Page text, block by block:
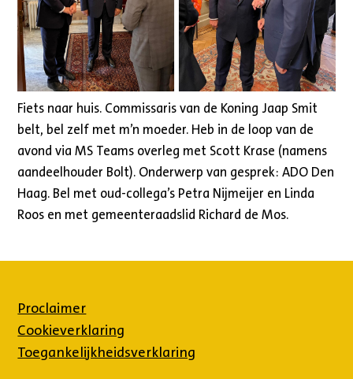
Fiets naar huis. Commissaris van de Koning Jaap Smit
belt, bel zelf met m’n moeder. Heb in de loop van de
avond via MS Teams overleg met Scott Krase (namens
aandeelhouder Bolt). Onderwerp van gesprek: ADO Den
Haag. Bel met oud-collega’s Petra Nijmeijer en Linda
Roos en met gemeenteraadslid Richard de Mos.
Proclaimer
Cookieverklaring
Toegankelijkheidsverklaring